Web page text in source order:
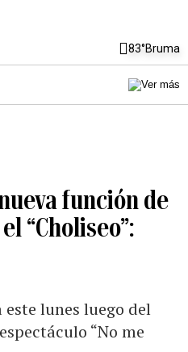
83°Bruma
función de
“Choliseo”:
lunes luego del
“No me